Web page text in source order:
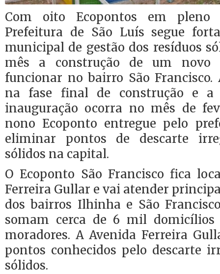
Com oito Ecopontos em pleno
Prefeitura de São Luís segue
municipal de gestão dos resíduos
mês a construção de um novo
funcionar no bairro São
na fase final de construção e a
inauguração ocorra no mês de
nono Ecoponto entregue pelo
eliminar pontos de descarte
sólidos na capital.
O Ecoponto São Francisco fica
Ferreira Gullar e vai atender
dos bairros Ilhinha e São
somam cerca de 6 mil
moradores. A Avenida Ferreira
pontos conhecidos pelo descarte
sólidos.